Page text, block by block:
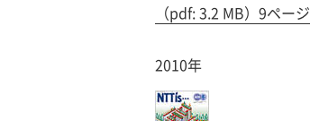
（pdf: 3.2 MB）9ページ
2010年